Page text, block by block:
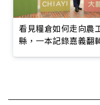
看見糧倉如何走向農
縣，一本記錄嘉義翻